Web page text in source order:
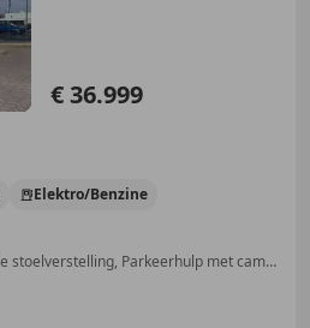
€ 36.999
Elektro/Benzine
Dodehoekdetectie, Elektrische stoelverstelling, Parkeerhulp met camera, Panorama dak, Elektrische achterklep, Bluetooth, Stuurwielverwarming, Nieuwe APK